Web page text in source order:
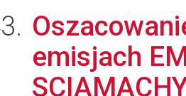
emisjach